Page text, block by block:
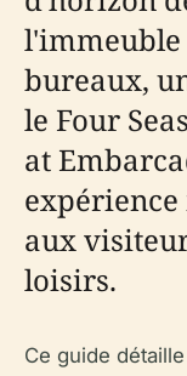
l'immeuble
bureaux,
le Four
at
aux
loisirs.
Ce guide